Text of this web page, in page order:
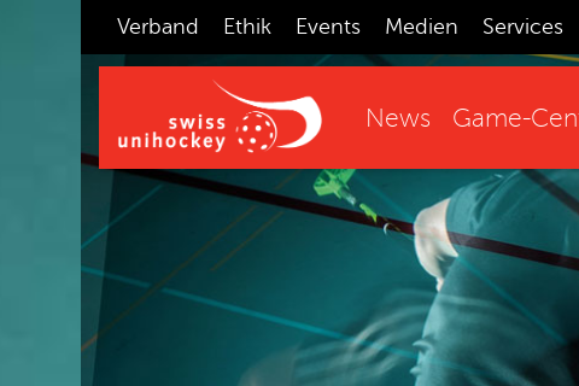
Verband Ethik Events Medien Services
News Game-